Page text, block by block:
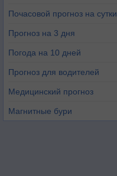
Почасовой прогноз на сутки
Прогноз на 3 дня
Погода на 10 дней
Прогноз для водителей
Медицинский прогноз
Магнитные бури